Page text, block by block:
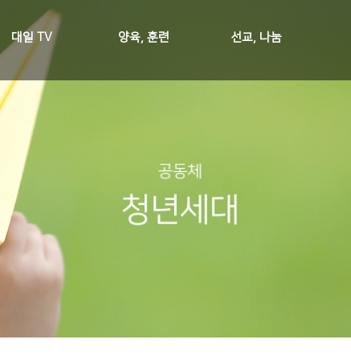
대일 TV 양육, 훈련 선교, 나눔
공동체
청년세대